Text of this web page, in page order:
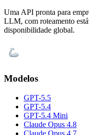
Uma API pronta para
LLM, com roteamento
disponibilidade global.
Modelos
GPT-5.5
GPT-5.4
GPT-5.4 Mini
Claude Opus 4.8